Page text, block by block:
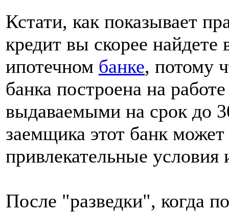
Кстати, как показывает
кредит вы скорее найдете
ипотечном банке, потому
банка построена на
выдаваемыми на срок до
заемщика этот банк может
привлекательные условия
После "разведки", когда